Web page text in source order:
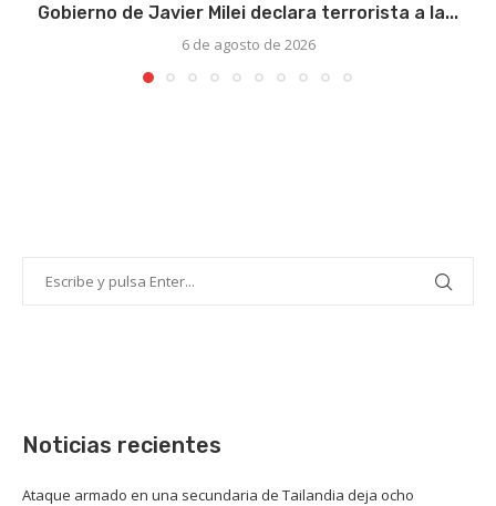
Gobierno de Javier Milei declara terrorista a la...
6 de agosto de 2026
Noticias recientes
Ataque armado en una secundaria de Tailandia deja ocho